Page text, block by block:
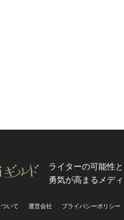
ライターの可能性と
勇気が高まるメデ
いて 運営会社 プライバシーポリシー